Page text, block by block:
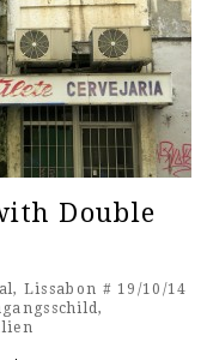
Double
Lissabon # 19/10/14
,